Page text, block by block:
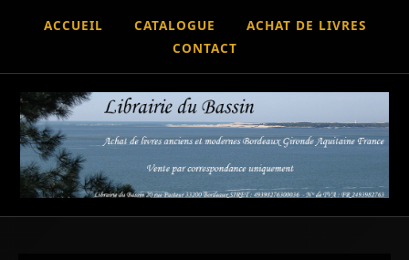
ACCUEIL CATALOGUE
ACHAT DE LIVRES
CONTACT